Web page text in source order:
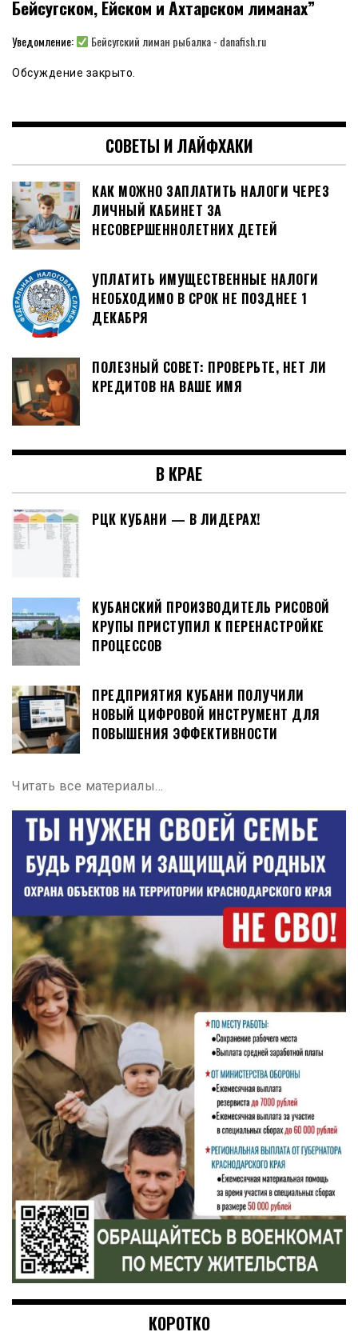
Бейсугском, Ейском и Ахтарском лиманах”
Уведомление: Бейсугский лиман рыбалка - danafish.ru
Обсуждение закрыто.
СОВЕТЫ И ЛАЙФХАКИ
КАК МОЖНО ЗАПЛАТИТЬ НАЛОГИ ЧЕРЕЗ
ЛИЧНЫЙ КАБИНЕТ ЗА
НЕСОВЕРШЕННОЛЕТНИХ ДЕТЕЙ
УПЛАТИТЬ ИМУЩЕСТВЕННЫЕ НАЛОГИ
НЕОБХОДИМО В СРОК НЕ ПОЗДНЕЕ 1
ДЕКАБРЯ
ПОЛЕЗНЫЙ СОВЕТ: ПРОВЕРЬТЕ, НЕТ ЛИ
КРЕДИТОВ НА ВАШЕ ИМЯ
В КРАЕ
РЦК КУБАНИ — В ЛИДЕРАХ!
КУБАНСКИЙ ПРОИЗВОДИТЕЛЬ РИСОВОЙ
КРУПЫ ПРИСТУПИЛ К ПЕРЕНАСТРОЙКЕ
ПРОЦЕССОВ
ПРЕДПРИЯТИЯ КУБАНИ ПОЛУЧИЛИ
НОВЫЙ ЦИФРОВОЙ ИНСТРУМЕНТ ДЛЯ
ПОВЫШЕНИЯ ЭФФЕКТИВНОСТИ
Читать все материалы…
КОРОТКО